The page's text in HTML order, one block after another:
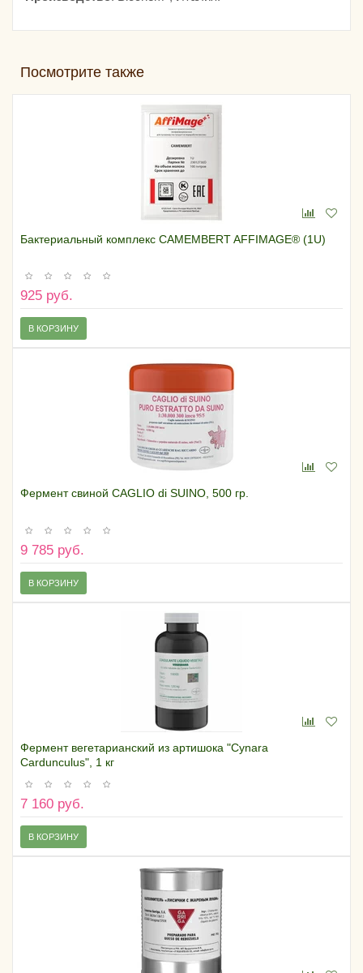
Посмотрите также
Бактериальный комплекс CAMEMBERT AFFIMAGE® (1U)
925 руб.
В КОРЗИНУ
Фермент свиной CAGLIO di SUINO, 500 гр.
9 785 руб.
В КОРЗИНУ
Фермент вегетарианский из артишока "Cynara
Cardunculus", 1 кг
7 160 руб.
В КОРЗИНУ